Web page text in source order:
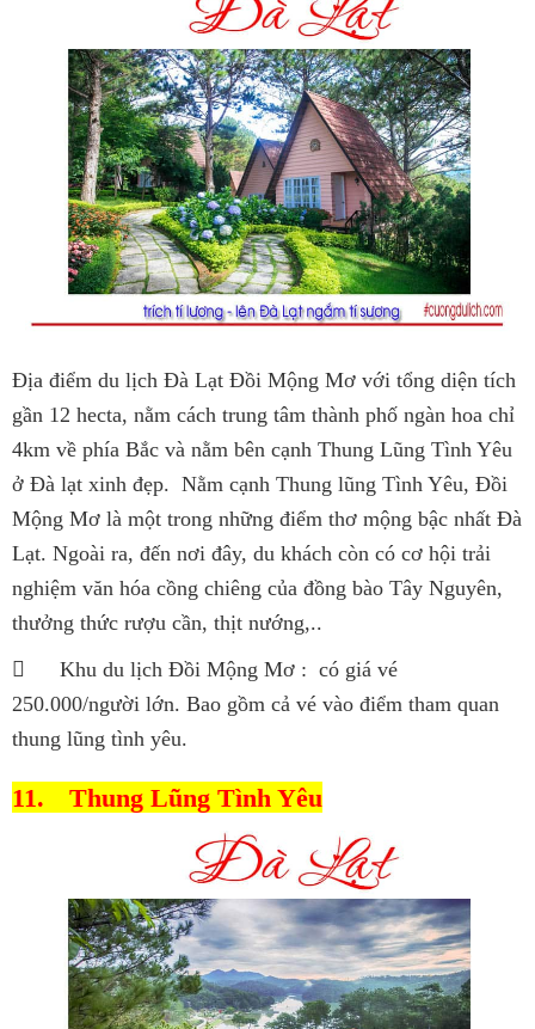
Địa điểm du lịch Đà Lạt Đồi Mộng Mơ với tổng diện tích
gần 12 hecta, nằm cách trung tâm thành phố ngàn hoa chỉ
4km về phía Bắc và nằm bên cạnh Thung Lũng Tình Yêu
ở Đà lạt xinh đẹp. Nằm cạnh Thung lũng Tình Yêu, Đồi
Mộng Mơ là một trong những điểm thơ mộng bậc nhất Đà
Lạt. Ngoài ra, đến nơi đây, du khách còn có cơ hội trải
nghiệm văn hóa cồng chiêng của đồng bào Tây Nguyên,
thưởng thức rượu cần, thịt nướng,..

Khu du lịch Đồi Mộng Mơ : có giá vé
250.000/người lớn. Bao gồm cả vé vào điểm tham quan
thung lũng tình yêu.
11. Thung Lũng Tình Yêu